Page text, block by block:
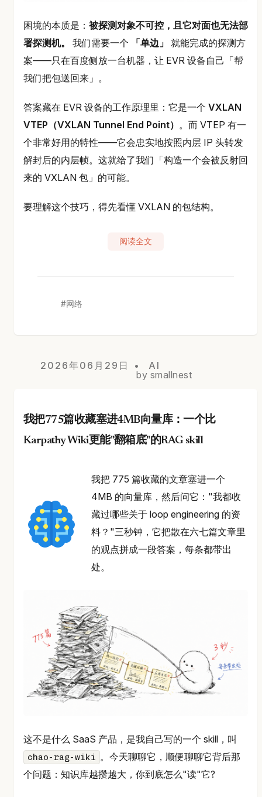
困境的本质是： 被探测对象不可控，且它对面也无法部
署探测机。
我们需要一个 「单边」 就能完成的探测方
案——只在百度侧放一台机器，让 EVR 设备自己「帮
我们把包送回来」。
答案藏在 EVR 设备的工作原理里：它是一个 VXLAN
VTEP（VXLAN Tunnel End Point） 。而 VTEP 有一
个非常好用的特性——它会忠实地按照内层 IP 头转发
解封后的内层帧。这就给了我们「构造一个会被反射回
来的 VXLAN 包」的可能。
要理解这个技巧，得先看懂 VXLAN 的包结构。
阅读全文
网络
2026年06月29日
AI
by smallnest
我把775篇收藏塞进4MB向量库：一个比
Karpathy Wiki更能"翻箱底"的RAG skill
我把 775 篇收藏的文章塞进一个
4MB 的向量库，然后问它："我都收
藏过哪些关于 loop engineering 的资
料？"三秒钟，它把散在六七篇文章里
的观点拼成一段答案，每条都带出
处。
这不是什么 SaaS 产品，是我自己写的一个 skill，叫
chao-rag-wiki 。今天聊聊它，顺便聊聊它背后那
个问题：知识库越攒越大，你到底怎么"读"它?